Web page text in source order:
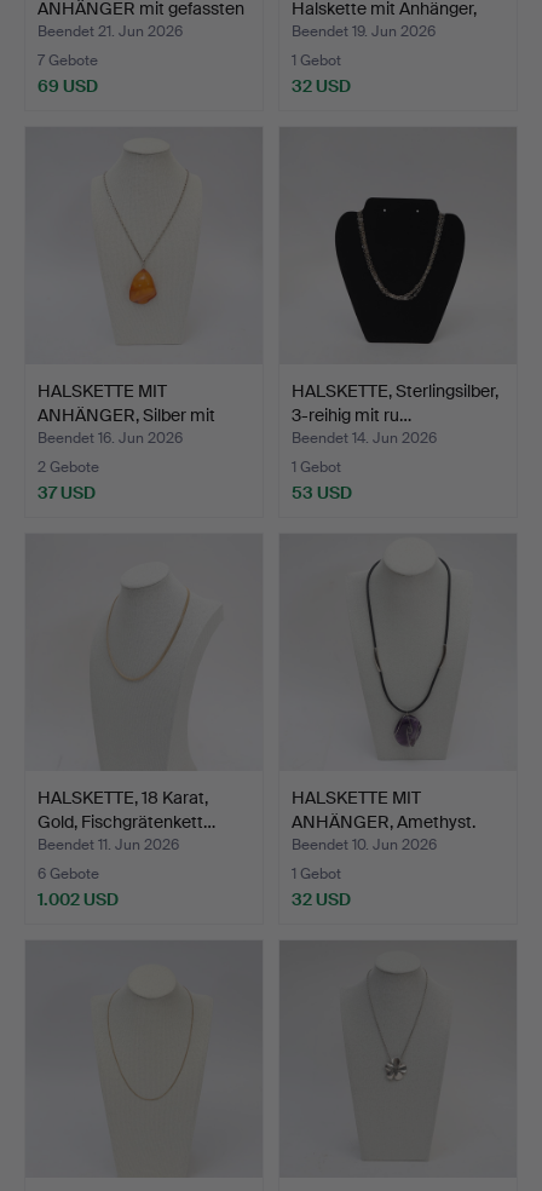
ANHÄNGER mit gefassten
Grana…
Beendet 21. Jun 2026
7 Gebote
69 USD
Halskette mit Anhänger,
Bron…
Beendet 19. Jun 2026
1 Gebot
32 USD
HALSKETTE MIT
ANHÄNGER, Silber mit
poliert…
Beendet 16. Jun 2026
2 Gebote
37 USD
HALSKETTE, Sterlingsilber,
3-reihig mit ru…
Beendet 14. Jun 2026
1 Gebot
53 USD
HALSKETTE, 18 Karat,
Gold, Fischgrätenkett…
Beendet 11. Jun 2026
6 Gebote
1.002 USD
HALSKETTE MIT
ANHÄNGER, Amethyst.
Beendet 10. Jun 2026
1 Gebot
32 USD